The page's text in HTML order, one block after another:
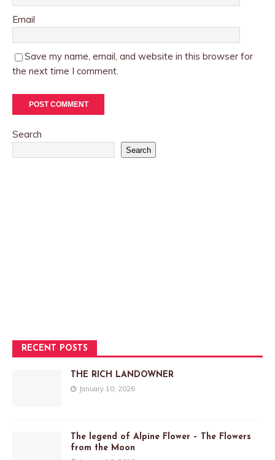
Email
Save my name, email, and website in this browser for
the next time I comment.
Search
Search
RECENT POSTS
THE RICH LANDOWNER
January 10, 2026
The legend of Alpine Flower – The Flowers
from the Moon